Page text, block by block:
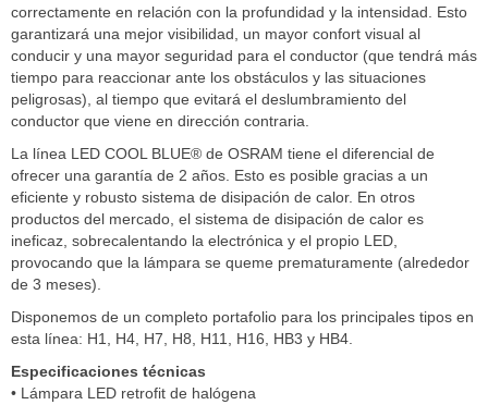
correctamente en relación con la profundidad y la intensidad. Esto
garantizará una mejor visibilidad, un mayor confort visual al
conducir y una mayor seguridad para el conductor (que tendrá más
tiempo para reaccionar ante los obstáculos y las situaciones
peligrosas), al tiempo que evitará el deslumbramiento del
conductor que viene en dirección contraria.
La línea LED COOL BLUE® de OSRAM tiene el diferencial de
ofrecer una garantía de 2 años. Esto es posible gracias a un
eficiente y robusto sistema de disipación de calor. En otros
productos del mercado, el sistema de disipación de calor es
ineficaz, sobrecalentando la electrónica y el propio LED,
provocando que la lámpara se queme prematuramente (alrededor
de 3 meses).
Disponemos de un completo portafolio para los principales tipos en
esta línea: H1, H4, H7, H8, H11, H16, HB3 y HB4.
Especificaciones técnicas
• Lámpara LED retrofit de halógena